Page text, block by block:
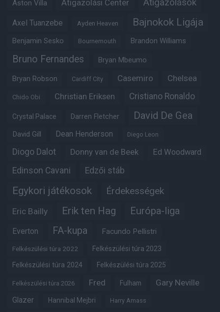
Aston Villa Átigazolási Center
Axel Tuanzebe Ayden Heaven Bajnokok Ligája
Benjamin Sesko Bournemouth Brandon Williams
Bruno Fernandes Bryan Mbeumo
Bryan Robson Cardiff City Casemiro Chelsea
Chido Obi Christian Eriksen Cristiano Ronaldo
Crystal Palace Darren Fletcher David De Gea
David Gill Dean Henderson Diego Leon
Diogo Dalot Donny van de Beek Ed Woodward
Edinson Cavani Edzői stáb
Egykori játékosok Érdekességek
Eric Bailly Erik ten Hag Európa-liga
Everton FA-kupa Facundo Pellistri
Felkészülési túra 2022 Felkészülési túra 2023
Felkészülési túra 2024 Felkészülési túra 2025
Felkészülési túra 2026 Fred Fulham Gary Neville
Glazer Hannibal Mejbri Harry Amass